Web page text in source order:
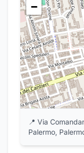
−
📍 Via
Palermo,